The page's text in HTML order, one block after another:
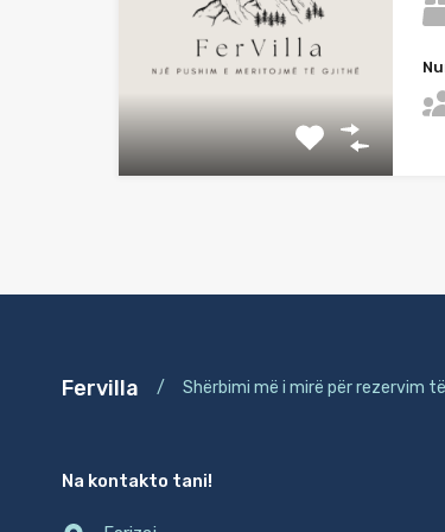
Fervilla / Shërbimi më i mirë për rezervim
Na kontakto tani!